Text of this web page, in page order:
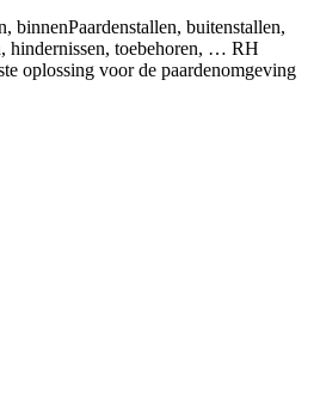
binnenPaardenstallen, buitenstallen,
hindernissen, toebehoren, … RH
oplossing voor de paardenomgeving